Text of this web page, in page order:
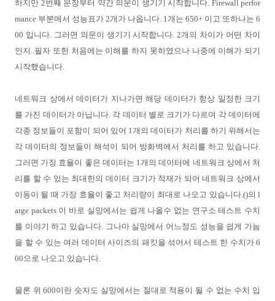
하지만 2번째 문장부터 약간 의문이 생기기 시작합니다. Firewall perfor
mance 부분에서 성능표가 2개가 나옵니다. 1개는 650+ 이고 또하나는 6
00 입니다.그러면 의문이 생기기 시작합니다. 2개의 차이가 어떤 차이
인지 ..필자 또한 처음에는 이해를 하지 못하였으나 나중에 이해가 되기
시작했습니다.
네트워크 상에서 데이터가 지나가면 해당 데이터가 항상 일정한 크기
를 가진 데이터가 아닙니다.각 데이터 별로 크기가 다르며 각 데이터에
각종 정보들이 포함이 되어 있어 1개의 데이터가 처리를 하기 위해서는
각 데이터의 정보들이 해석이 되어 방화벽에서 처리를 하고 있습니다.
그러면 가장 효율이 좋은 데이터는 1개의 데이터에 네트워크 상에서 처
리를 할 수 있는 최대한의 데이터 크기가 적재가 되어 네트워크 상에서
이동이 될 때 가장 효율이 좋고 처리량이 최대로 나오고 있습니다.()의l
arge packets 이 바로 실망에서는 쉽게 나올수 없는 연구소 테스트 수치
를 이야기 하고 있습니다. 그나마 실망에서 어느정도 성능을 쉽게 가늠
을 할 수 있는 여러 데이터 사이즈의 패킷을 섞어서 테스트 한 수치가6
00으로 나오고 있습니다.
물론 위 600이란 숫자도 실망에서는 절대로 적용이 될 수 없는 수치 입